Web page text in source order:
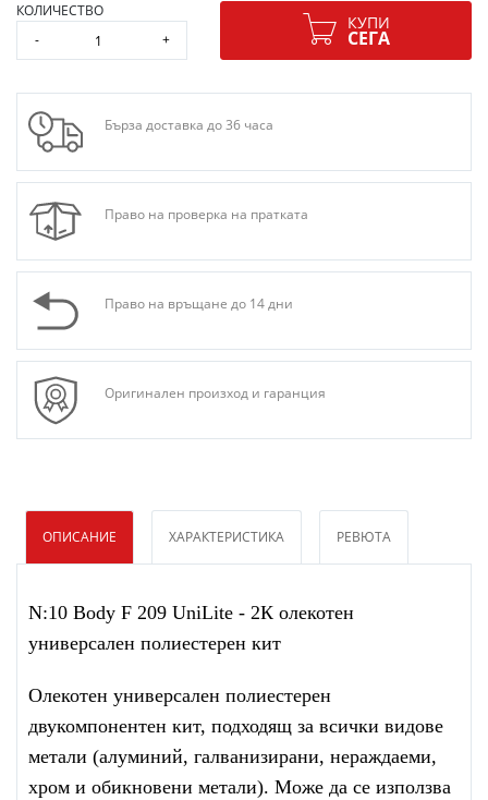
КОЛИЧЕСТВО
-
+
КУПИ
СЕГА
Бърза доставка до 36 часа
Право на проверка на пратката
Право на връщане до 14 дни
Оригинален произход и гаранция
ОПИСАНИЕ ХАРАКТЕРИСТИКА РЕВЮТА
N:10 Body F 209 UniLite - 2К олекотен
универсален полиестерен кит
Олекотен универсален полиестерен
двукомпонентен кит, подходящ за всички видове
метали (алуминий, галванизирани, нераждаеми,
хром и обикновени метали). Може да се използва